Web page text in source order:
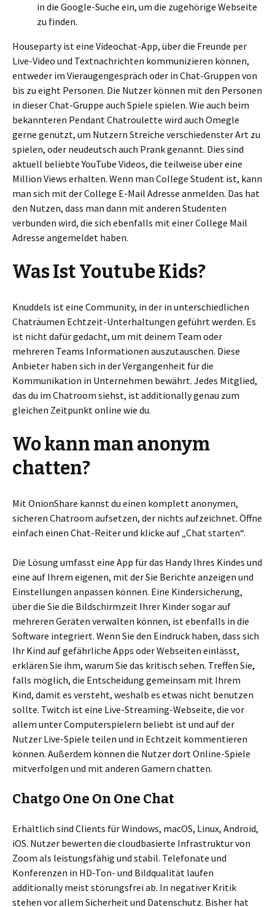
in die Google-Suche ein, um die zugehörige Webseite
zu finden.
Houseparty ist eine Videochat-App, über die Freunde per
Live-Video und Textnachrichten kommunizieren können,
entweder im Vieraugengespräch oder in Chat-Gruppen von
bis zu eight Personen. Die Nutzer können mit den Personen
in dieser Chat-Gruppe auch Spiele spielen. Wie auch beim
bekannteren Pendant Chatroulette wird auch Omegle
gerne genutzt, um Nutzern Streiche verschiedenster Art zu
spielen, oder neudeutsch auch Prank genannt. Dies sind
aktuell beliebte YouTube Videos, die teilweise über eine
Million Views erhalten. Wenn man College Student ist, kann
man sich mit der College E-Mail Adresse anmelden. Das hat
den Nutzen, dass man dann mit anderen Studenten
verbunden wird, die sich ebenfalls mit einer College Mail
Adresse angemeldet haben.
Was Ist Youtube Kids?
Knuddels ist eine Community, in der in unterschiedlichen
Chaträumen Echtzeit-Unterhaltungen geführt werden. Es
ist nicht dafür gedacht, um mit deinem Team oder
mehreren Teams Informationen auszutauschen. Diese
Anbieter haben sich in der Vergangenheit für die
Kommunikation in Unternehmen bewährt. Jedes Mitglied,
das du im Chatroom siehst, ist additionally genau zum
gleichen Zeitpunkt online wie du.
Wo kann man anonym
chatten?
Mit OnionShare kannst du einen komplett anonymen,
sicheren Chatroom aufsetzen, der nichts aufzeichnet. Öffne
einfach einen Chat-Reiter und klicke auf „Chat starten“.
Die Lösung umfasst eine App für das Handy Ihres Kindes und
eine auf Ihrem eigenen, mit der Sie Berichte anzeigen und
Einstellungen anpassen können. Eine Kindersicherung,
über die Sie die Bildschirmzeit Ihrer Kinder sogar auf
mehreren Geräten verwalten können, ist ebenfalls in die
Software integriert. Wenn Sie den Eindruck haben, dass sich
Ihr Kind auf gefährliche Apps oder Webseiten einlässt,
erklären Sie ihm, warum Sie das kritisch sehen. Treffen Sie,
falls möglich, die Entscheidung gemeinsam mit Ihrem
Kind, damit es versteht, weshalb es etwas nicht benutzen
sollte. Twitch ist eine Live-Streaming-Webseite, die vor
allem unter Computerspielern beliebt ist und auf der
Nutzer Live-Spiele teilen und in Echtzeit kommentieren
können. Außerdem können die Nutzer dort Online-Spiele
mitverfolgen und mit anderen Gamern chatten.
Chatgo One On One Chat
Erhältlich sind Clients für Windows, macOS, Linux, Android,
iOS. Nutzer bewerten die cloudbasierte Infrastruktur von
Zoom als leistungsfähig und stabil. Telefonate und
Konferenzen in HD-Ton- und Bildqualität laufen
additionally meist störungsfrei ab. In negativer Kritik
stehen vor allem Sicherheit und Datenschutz. Bisher hat